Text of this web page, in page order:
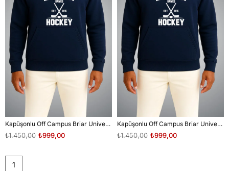
Kapüşonlu Off Campus Briar University Hawks Logan 22 Göğüs ve Sırt Baskılı Unisex Sweatshirt
₺999,00
₺1.450,00
Kapüşonlu Off Campus Briar University Hawks Tucker 46 Göğüs ve Sırt Baskılı Unisex Sweatshirt
₺999,00
₺1.450,00
1